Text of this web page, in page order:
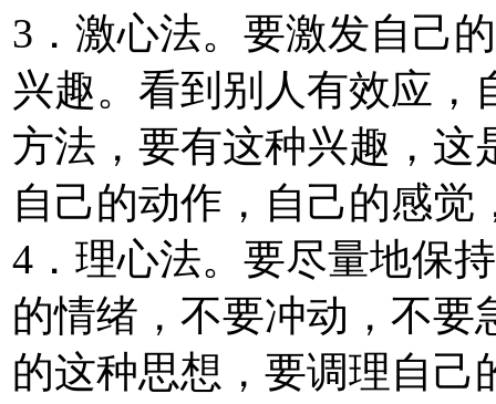
3．激心法。要激发自己
兴趣。看到别人有效应，
方法，要有这种兴趣，这
自己的动作，自己的感
4．理心法。要尽量地保
的情绪，不要冲动，不要
的这种思想，要调理自己